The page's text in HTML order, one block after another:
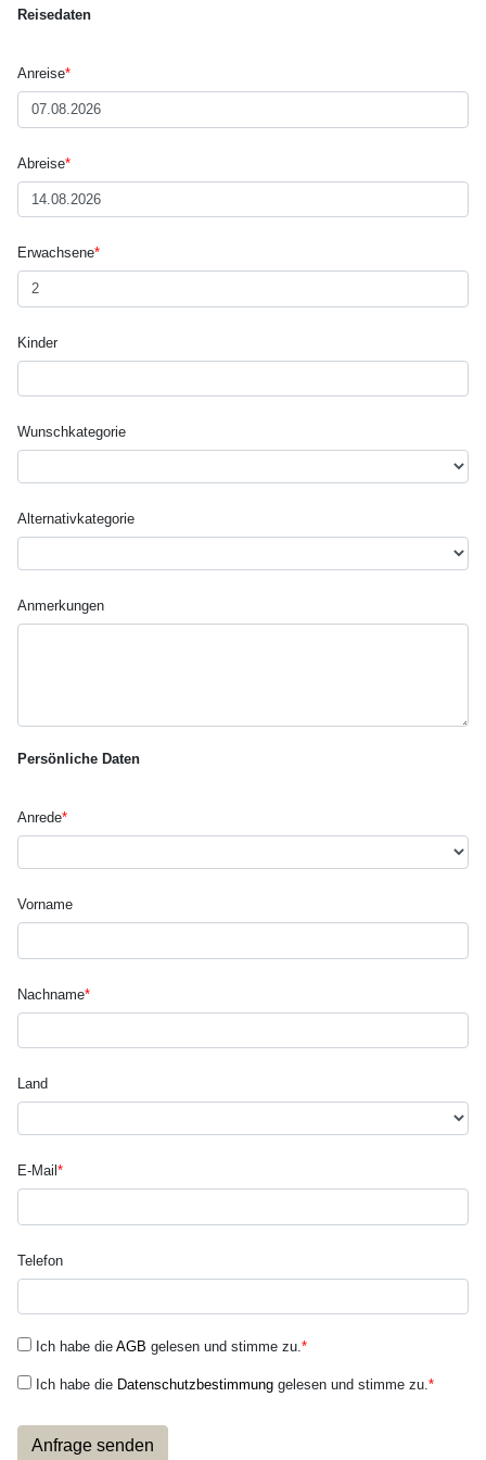
Reisedaten
Anreise*
Abreise*
Erwachsene*
Kinder
Wunsch­kategorie
Alternativ­kategorie
Anmerkungen
Persönliche Daten
Anrede*
Vorname
Nachname*
Land
E-Mail *
Telefon
Ich habe die AGB gelesen und stimme zu.*
Ich habe die Datenschutzbestimmung gelesen und stimme zu.*
Anfrage senden